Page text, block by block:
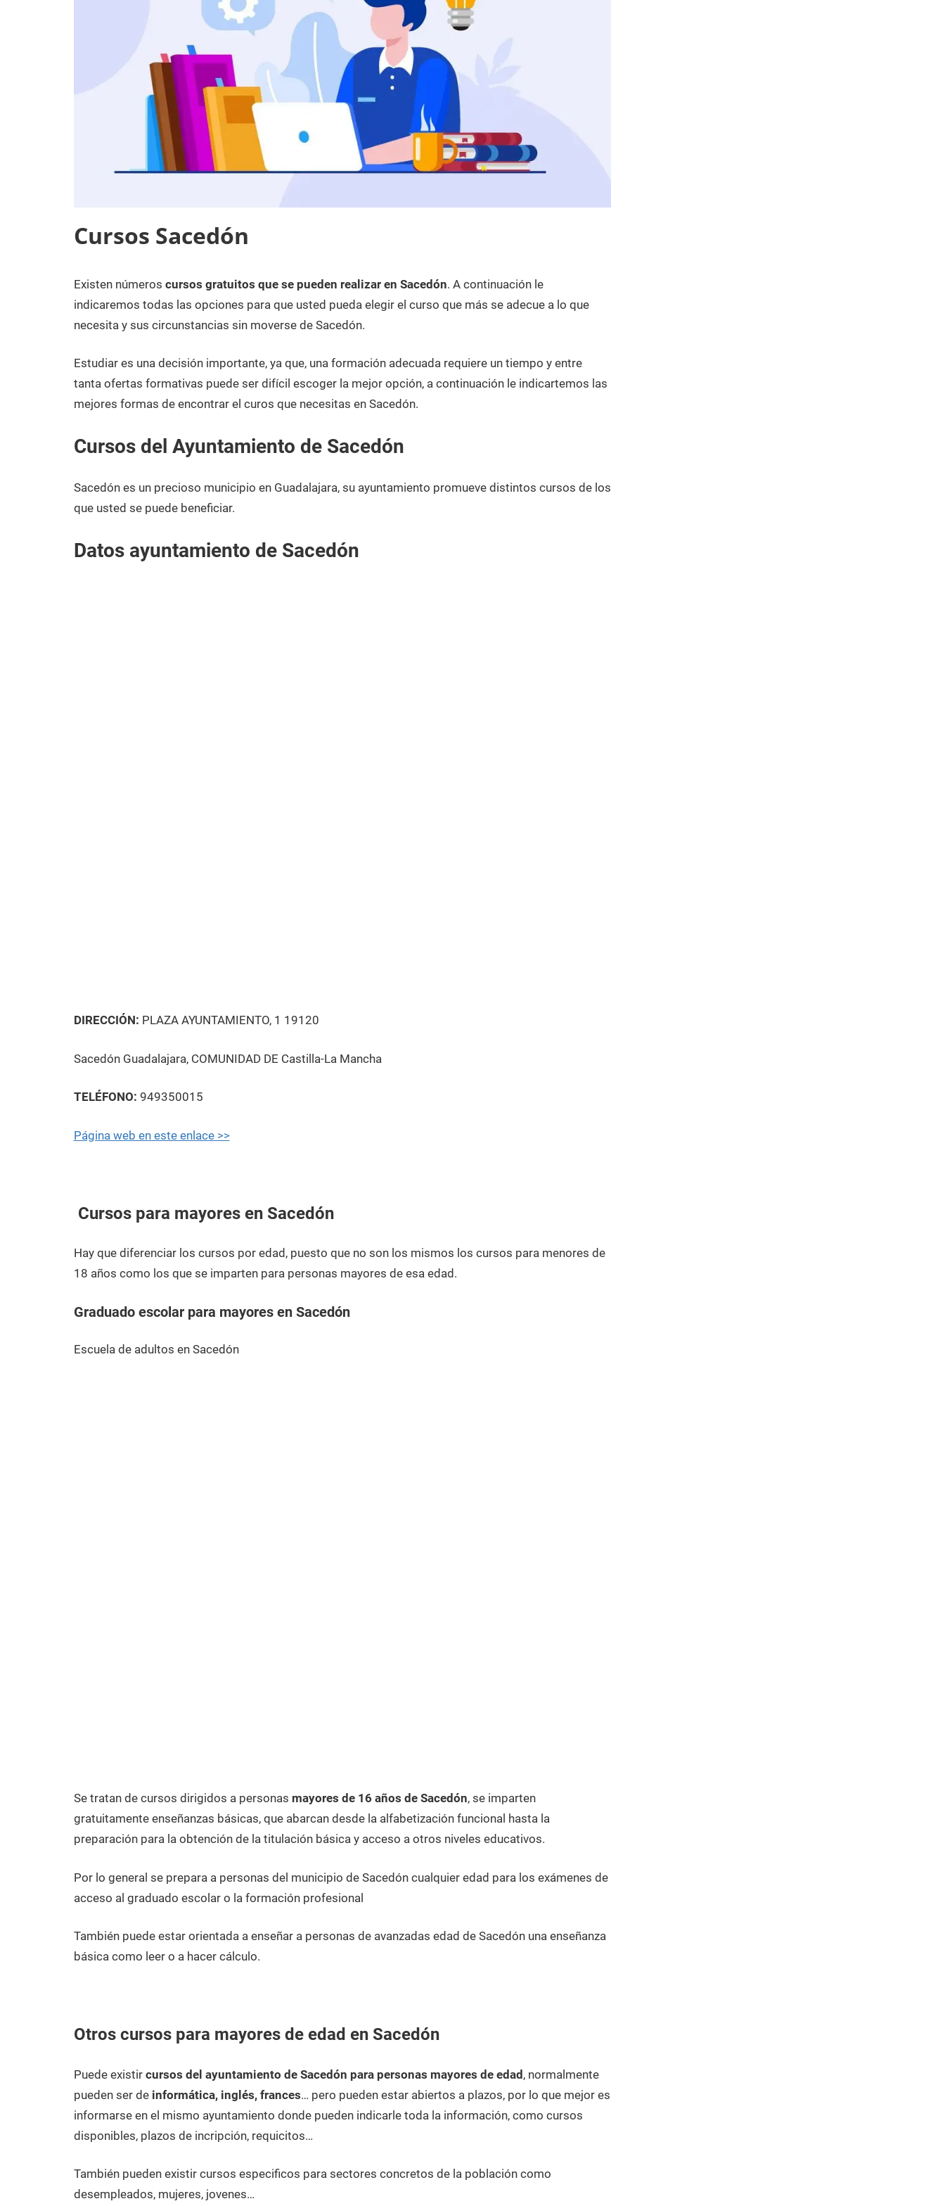
Cursos Sacedón
25
de
noviembre
2020
Maria
Cursos
en
Guadalajara
Existen números cursos gratuitos que se pueden realizar en Sacedón. A continuación le
indicaremos todas las opciones para que usted pueda elegir el curso que más se adecue a lo que
necesita y sus circunstancias sin moverse de Sacedón.
Estudiar es una decisión importante, ya que, una formación adecuada requiere un tiempo y entre
tanta ofertas formativas puede ser difícil escoger la mejor opción, a continuación le indicartemos las
mejores formas de encontrar el curos que necesitas en Sacedón.
Cursos del Ayuntamiento de Sacedón
Sacedón es un precioso municipio en Guadalajara, su ayuntamiento promueve distintos cursos de los
que usted se puede beneficiar.
Datos ayuntamiento de Sacedón
DIRECCIÓN: PLAZA AYUNTAMIENTO, 1 19120
Sacedón Guadalajara, COMUNIDAD DE Castilla-La Mancha
TELÉFONO: 949350015
Página web en este enlace >>
Cursos para mayores en Sacedón
Hay que diferenciar los cursos por edad, puesto que no son los mismos los cursos para menores de
18 años como los que se imparten para personas mayores de esa edad.
Graduado escolar para mayores en Sacedón
Escuela de adultos en Sacedón
Se tratan de cursos dirigidos a personas mayores de 16 años de Sacedón, se imparten
gratuitamente enseñanzas básicas, que abarcan desde la alfabetización funcional hasta la
preparación para la obtención de la titulación básica y acceso a otros niveles educativos.
Por lo general se prepara a personas del municipio de Sacedón cualquier edad para los exámenes de
acceso al graduado escolar o la formación profesional
También puede estar orientada a enseñar a personas de avanzadas edad de Sacedón una enseñanza
básica como leer o a hacer cálculo.
Otros cursos para mayores de edad en Sacedón
Puede existir cursos del ayuntamiento de Sacedón para personas mayores de edad, normalmente
pueden ser de informática, inglés, frances… pero pueden estar abiertos a plazos, por lo que mejor es
informarse en el mismo ayuntamiento donde pueden indicarle toda la información, como cursos
disponibles, plazos de incripción, requicitos…
También pueden existir cursos especificos para sectores concretos de la población como
desempleados, mujeres, jovenes…